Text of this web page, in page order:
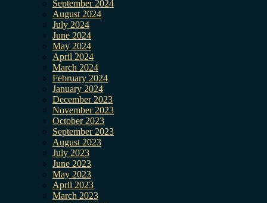
September 2024
August 2024
July 2024
June 2024
May 2024
April 2024
March 2024
February 2024
January 2024
December 2023
November 2023
October 2023
September 2023
August 2023
July 2023
June 2023
May 2023
April 2023
March 2023